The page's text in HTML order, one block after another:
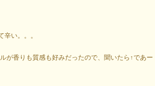
い。。。
が香りも質感も好みだったので、聞いたら↑であー